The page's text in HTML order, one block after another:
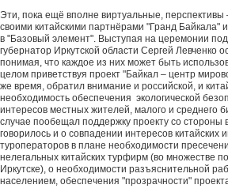
Эти, пока ещё вполне виртуальные, перспективы
своими китайскими партнёрами "Гранд Байкала"
в "Базовый элемент". Выступая на церемонии
губернатор Иркутской области Сергей Левченко
понимая, что каждое из них может быть
целом приветствуя проект "Байкал – центр
же время, обратил внимание и российской, и
необходимость обеспечения экологической
интересов местных жителей, малого и среднего
случае пообещал поддержку проекту со стороны
говорилось и о совпадении интересов китайских
туроператоров в плане необходимости
нелегальных китайских турфирм (во множестве
Иркутске), о необходимости разъяснительной
населением, обеспечения "прозрачности"